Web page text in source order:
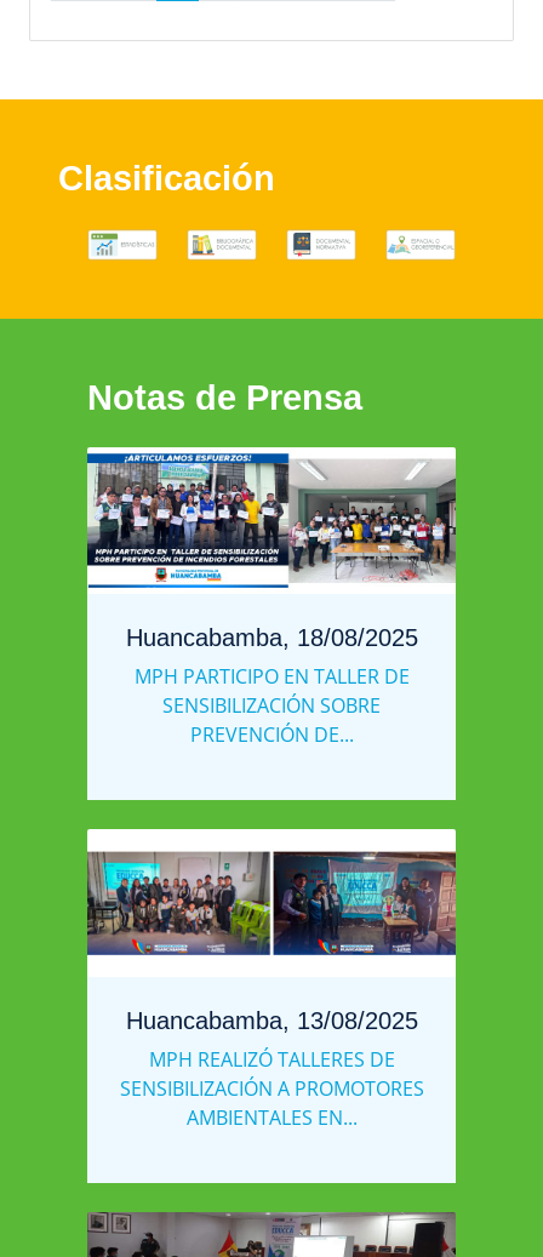
Clasificación
Notas de Prensa
Huancabamba, 18/08/2025
MPH PARTICIPO EN TALLER DE
SENSIBILIZACIÓN SOBRE
PREVENCIÓN DE...
Huancabamba, 13/08/2025
MPH REALIZÓ TALLERES DE
SENSIBILIZACIÓN A PROMOTORES
AMBIENTALES EN...